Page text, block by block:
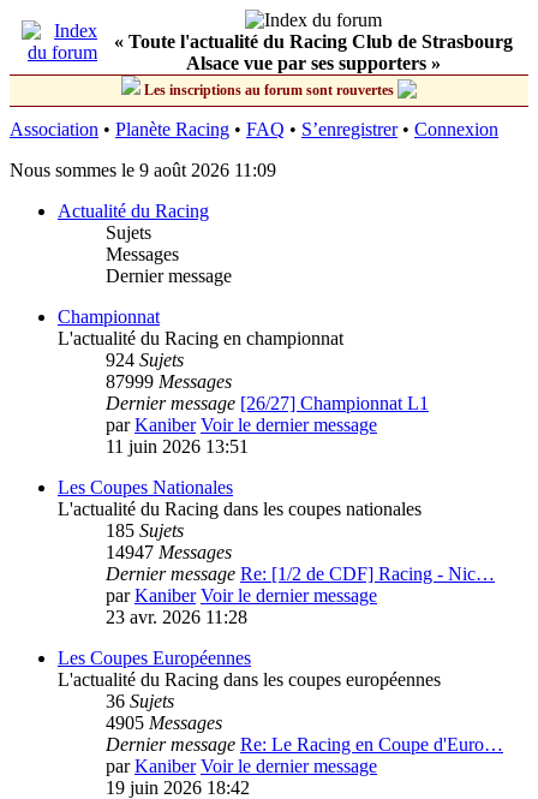
« Toute l'actualité du Racing Club de Strasbourg
Alsace vue par ses supporters »
Les inscriptions au forum sont rouvertes
Association • Planète Racing • FAQ • S’enregistrer• Connexion
Nous sommes le 9 août 2026 11:09
Actualité du Racing
Sujets
Messages
Dernier message
Championnat
L'actualité du Racing en championnat
924 Sujets
87999 Messages
Dernier message [26/27] Championnat L1
parKaniber Voir le dernier message
11 juin 2026 13:51
Les Coupes Nationales
L'actualité du Racing dans les coupes nationales
185 Sujets
14947 Messages
Dernier message Re: [1/2 de CDF] Racing - Nic…
parKaniber Voir le dernier message
23 avr. 2026 11:28
Les Coupes Européennes
L'actualité du Racing dans les coupes européennes
36 Sujets
4905 Messages
Dernier message Re: Le Racing en Coupe d'Euro…
parKaniber Voir le dernier message
19 juin 2026 18:42